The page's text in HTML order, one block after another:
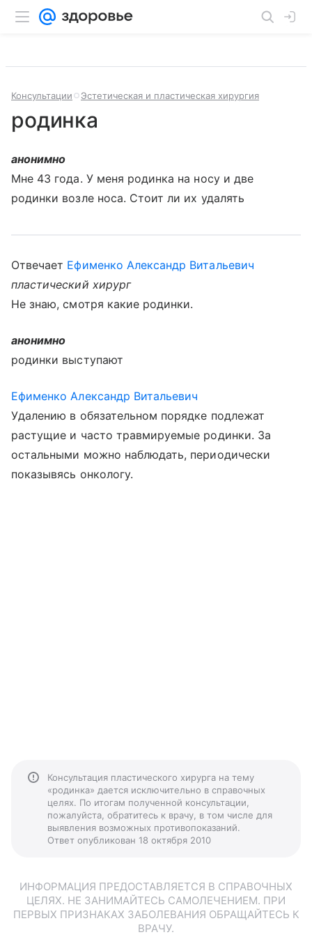
Консультации Эстетическая и пластическая хирургия
родинка
анонимно
Мне 43 года. У меня родинка на носу и две
родинки возле носа. Стоит ли их удалять
Отвечает Ефименко Александр Витальевич
пластический хирург
Не знаю, смотря какие родинки.
анонимно
родинки выступают
Ефименко Александр Витальевич
Удалению в обязательном порядке подлежат
растущие и часто травмируемые родинки. За
остальными можно наблюдать, периодически
показывясь онкологу.
Консультация пластического хирурга на тему
«родинка» дается исключительно в справочных
целях. По итогам полученной консультации,
пожалуйста, обратитесь к врачу, в том числе для
выявления возможных противопоказаний.
Ответ опубликован 18 октября 2010
ИНФОРМАЦИЯ ПРЕДОСТАВЛЯЕТСЯ В СПРАВОЧНЫХ
ЦЕЛЯХ. НЕ ЗАНИМАЙТЕСЬ САМОЛЕЧЕНИЕМ. ПРИ
ПЕРВЫХ ПРИЗНАКАХ ЗАБОЛЕВАНИЯ ОБРАЩАЙТЕСЬ К
ВРАЧУ.